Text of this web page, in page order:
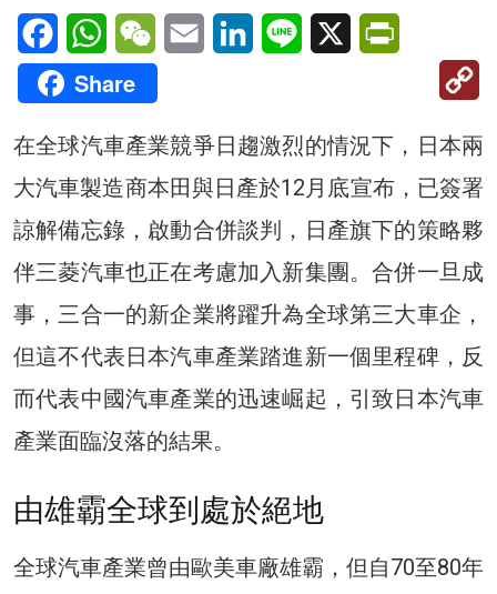
FacebookWhatsAppWeChatEmail LinkedInLine X
Share
在全球汽車產業競爭日趨激烈的情況下，日本兩
大汽車製造商本田與日產於12月底宣布，已簽署
諒解備忘錄，啟動合併談判，日產旗下的策略夥
伴三菱汽車也正在考慮加入新集團。合併一旦成
事，三合一的新企業將躍升為全球第三大車企，
但這不代表日本汽車產業踏進新一個里程碑，反
而代表中國汽車產業的迅速崛起，引致日本汽車
產業面臨沒落的結果。
由雄霸全球到處於絕地
全球汽車產業曾由歐美車廠雄霸，但自70至80年